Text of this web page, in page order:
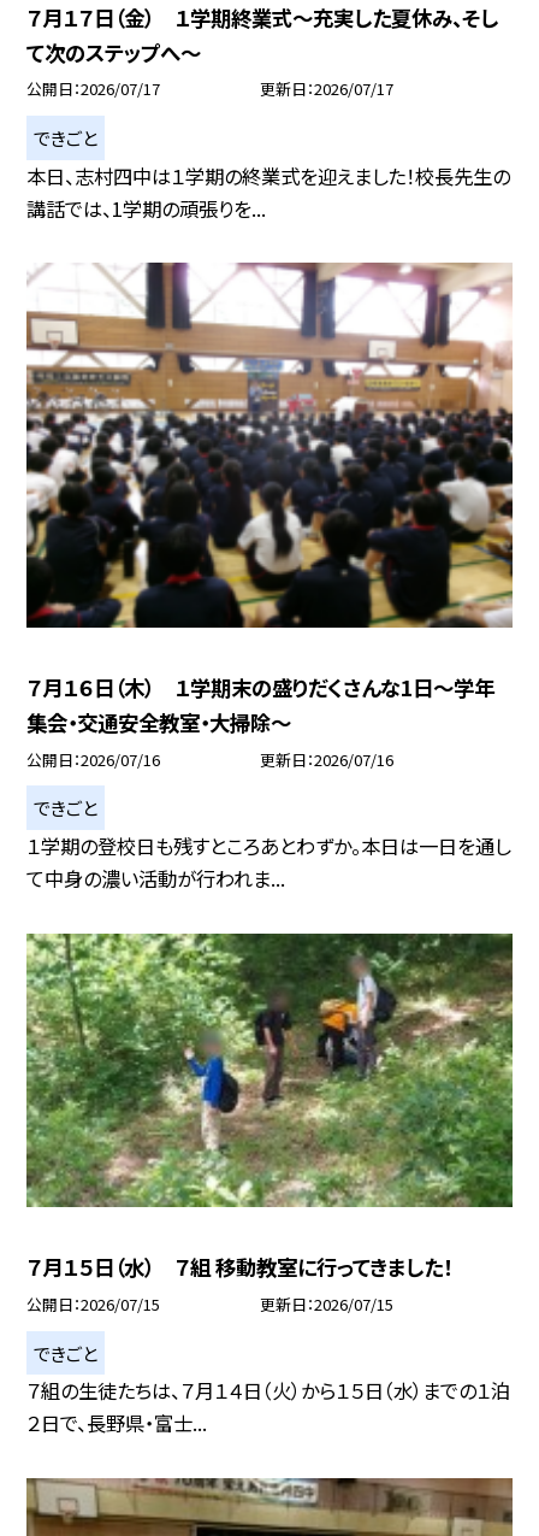
７月１７日（金） １学期終業式〜充実した夏休み、そし
て次のステップへ〜
公開日 2026/07/17 更新日 2026/07/17
できごと
本日、志村四中は１学期の終業式を迎えました！校長先生の
講話では、1学期の頑張りを...
７月１６日（木） １学期末の盛りだくさんな1日〜学年
集会・交通安全教室・大掃除～
公開日 2026/07/16 更新日 2026/07/16
できごと
１学期の登校日も残すところあとわずか。本日は一日を通し
て中身の濃い活動が行われま...
７月１５日（水） ７組 移動教室に行ってきました！
公開日 2026/07/15 更新日 2026/07/15
できごと
７組の生徒たちは、７月１４日（火）から１５日（水）までの１泊
２日で、長野県・富士...